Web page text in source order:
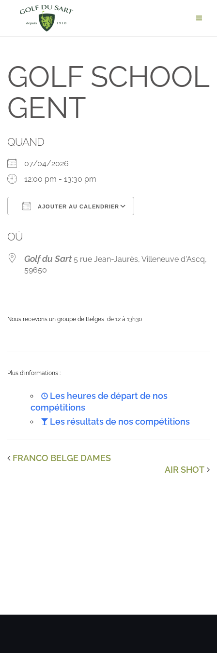
GOLF SCHOOL
GENT
QUAND
07/04/2026
12:00 pm - 13:30 pm
AJOUTER AU CALENDRIER
OÙ
Golf du Sart5 rue Jean-Jaurès, Villeneuve d'Ascq,
59650
Nous recevons un groupe de Belges de 12 à 13h30
Plus d'informations :
Les heures de départ de nos
compétitions
Les résultats de nos compétitions
FRANCO BELGE DAMES
AIR SHOT